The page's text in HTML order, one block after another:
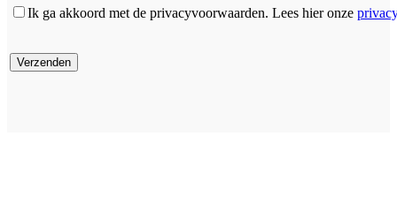
Ik ga akkoord met de privacyvoorwaarden. Lees hier onze